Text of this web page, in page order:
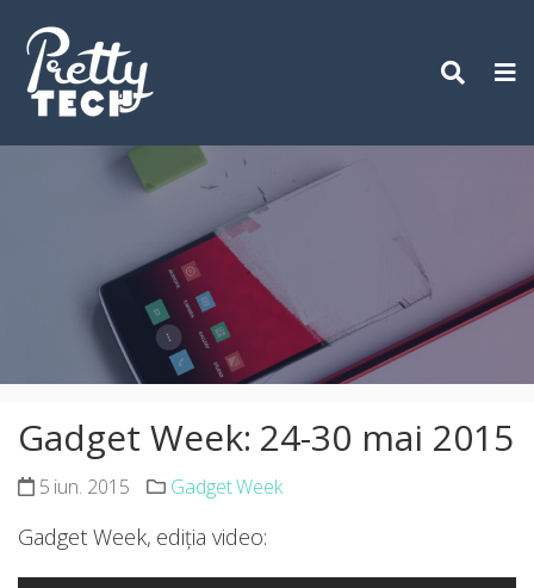
content
Gadget Week: 24-30 mai 2015
5 iun. 2015 Gadget Week
Gadget Week, ediția video: